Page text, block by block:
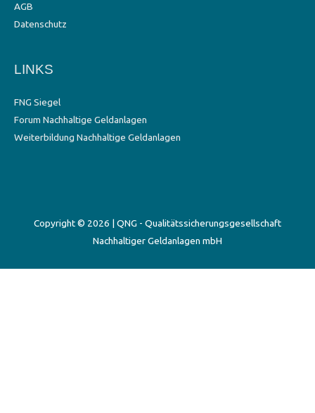
AGB
Datenschutz
LINKS
FNG Siegel
Forum Nachhaltige Geldanlagen
Weiterbildung Nachhaltige Geldanlagen
Copyright © 2026 | QNG - Qualitätssicherungsgesellschaft
Nachhaltiger Geldanlagen mbH